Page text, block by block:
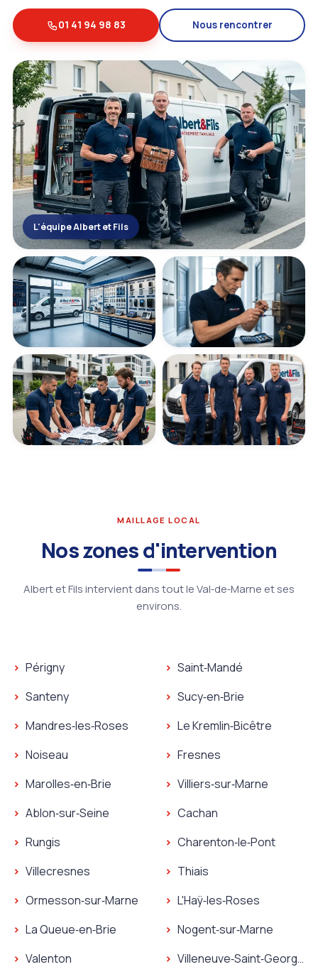
01 41 94 98 83 Nous rencontrer
L'équipe Albert et Fils
MAILLAGE LOCAL
Nos zones d'intervention
Albert et Fils intervient dans tout le Val‑de‑Marne et ses
environs.
Périgny
Santeny
Mandres‑les‑Roses
Noiseau
Marolles‑en‑Brie
Ablon‑sur‑Seine
Rungis
Villecresnes
Ormesson‑sur‑Marne
La Queue‑en‑Brie
Valenton
Saint‑Mandé
Sucy‑en‑Brie
Le Kremlin‑Bicêtre
Fresnes
Villiers‑sur‑Marne
Cachan
Charenton‑le‑Pont
Thiais
L'Haÿ‑les‑Roses
Nogent‑sur‑Marne
Villeneuve‑Saint‑Georges